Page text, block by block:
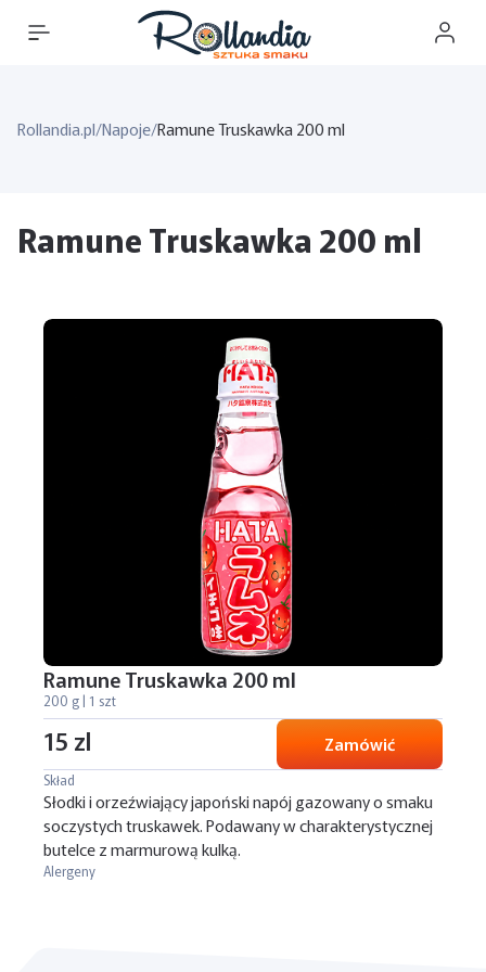
Rollandia.pl/Napoje/Ramune Truskawka 200 ml
Ramune Truskawka 200 ml
Ramune Truskawka 200 ml
200 g | 1 szt
15 zl Zamówić
Skład
Słodki i orzeźwiający japoński napój gazowany o smaku
soczystych truskawek. Podawany w charakterystycznej
butelce z marmurową kulką.
Alergeny